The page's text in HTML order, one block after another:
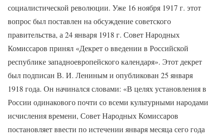
социалистической революции. Уже 16 ноября 1917 г. этот
вопрос был поставлен на обсуждение советского
правительства, а 24 января 1918 г. Совет Народных
Комиссаров принял «Декрет о введении в Российской
республике западноевропейского календаря». Этот декрет
был подписан В. И. Лениным и опубликован 25 января
1918 года. Он начинался словами: «В целях установления в
России одинакового почти со всеми культурными народами
исчисления времени, Совет Народных Комиссаров
постановляет ввести по истечении января месяца сего года